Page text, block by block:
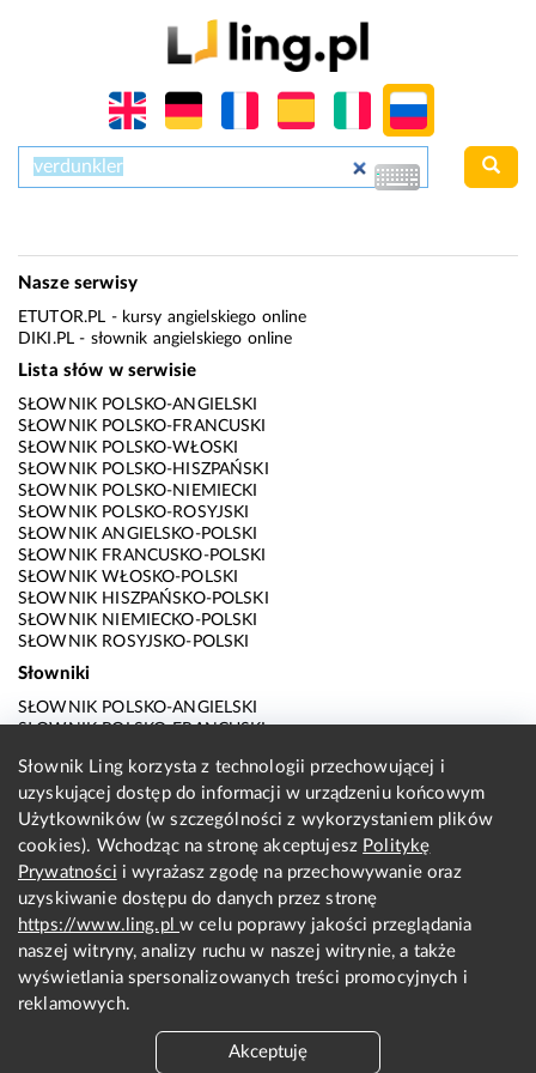
Nasze serwisy
ETUTOR.PL - kursy angielskiego online
DIKI.PL - słownik angielskiego online
Lista słów w serwisie
SŁOWNIK POLSKO-ANGIELSKI
SŁOWNIK POLSKO-FRANCUSKI
SŁOWNIK POLSKO-WŁOSKI
SŁOWNIK POLSKO-HISZPAŃSKI
SŁOWNIK POLSKO-NIEMIECKI
SŁOWNIK POLSKO-ROSYJSKI
SŁOWNIK ANGIELSKO-POLSKI
SŁOWNIK FRANCUSKO-POLSKI
SŁOWNIK WŁOSKO-POLSKI
SŁOWNIK HISZPAŃSKO-POLSKI
SŁOWNIK NIEMIECKO-POLSKI
SŁOWNIK ROSYJSKO-POLSKI
Słowniki
SŁOWNIK POLSKO-ANGIELSKI
SŁOWNIK POLSKO-FRANCUSKI
SŁOWNIK POLSKO-HISZPAŃSKI
SŁOWNIK POLSKO-NIEMIECKI
SŁOWNIK POLSKO-ROSYJSKI
SŁOWNIK ANGIELSKO-POLSKI
SŁOWNIK FRANCUSKO-POLSKI
SŁOWNIK WŁOSKO-POLSKI
SŁOWNIK HISZPAŃSKO-POLSKI
SŁOWNIK NIEMIECKO-POLSKI
SŁOWNIK ROSYJSKO-POLSKI
O nas
KONTAKT Z REDAKCJĄ
Słownik Ling korzysta z technologii przechowującej i
uzyskującej dostęp do informacji w urządzeniu końcowym
Użytkowników (w szczególności z wykorzystaniem plików
cookies). Wchodząc na stronę akceptujesz Politykę
Prywatności i wyrażasz zgodę na przechowywanie oraz
uzyskiwanie dostępu do danych przez stronę
https://www.ling.plw celu poprawy jakości przeglądania
naszej witryny, analizy ruchu w naszej witrynie, a także
wyświetlania spersonalizowanych treści promocyjnych i
reklamowych.
Akceptuję